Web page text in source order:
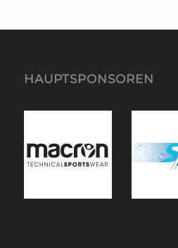
HAUPTSPONSOREN